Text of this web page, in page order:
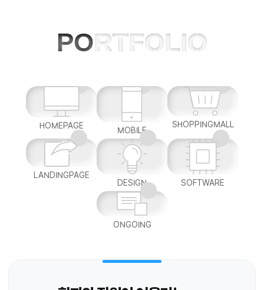
PORTFOLIO
HOMEPAGE MOBILE
SHOPPINGMALL
LANDINGPAGE
DESIGN
SOFTWARE
ONGOING